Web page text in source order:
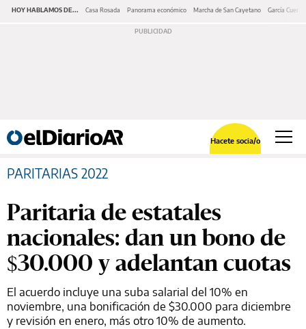
HOY HABLAMOS DE... Casa Rosada Panorama económico Marcha de San Cayetano García Cuerva
Hacete socia/o
PARITARIAS 2022
Paritaria de estatales
nacionales: dan un bono de
$30.000 y adelantan cuotas
El acuerdo incluye una suba salarial del 10% en
noviembre, una bonificación de $30.000 para diciembre
y revisión en enero, más otro 10% de aumento.